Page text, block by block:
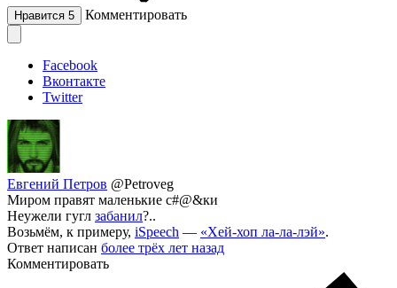
Нравится 5 Комментировать
Facebook
Вконтакте
Twitter
Евгений Петров @Petroveg
Миром правят маленькие с#@&ки
Неужели гугл забанил?..
Возьмём, к примеру, iSpeech — «Хей-хоп ла-ла-лэй».
Ответ написан более трёх лет назад
Комментировать